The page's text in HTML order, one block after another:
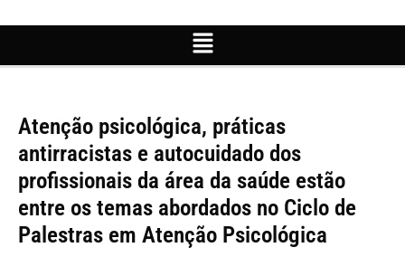
Atenção psicológica, práticas
antirracistas e autocuidado dos
profissionais da área da saúde estão
entre os temas abordados no Ciclo de
Palestras em Atenção Psicológica